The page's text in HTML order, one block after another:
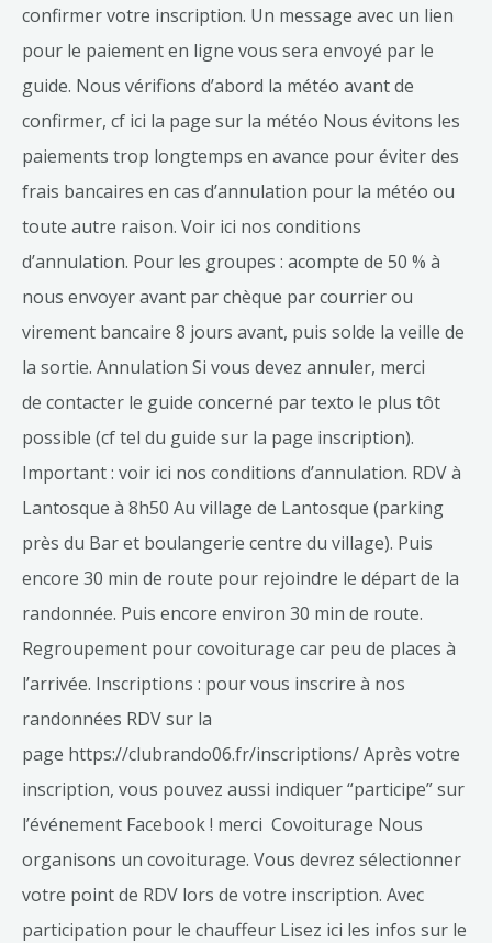
confirmer votre inscription. Un message avec un lien
pour le paiement en ligne vous sera envoyé par le
guide. Nous vérifions d’abord la météo avant de
confirmer, cf ici la page sur la météo Nous évitons les
paiements trop longtemps en avance pour éviter des
frais bancaires en cas d’annulation pour la météo ou
toute autre raison. Voir ici nos conditions
d’annulation. Pour les groupes : acompte de 50 % à
nous envoyer avant par chèque par courrier ou
virement bancaire 8 jours avant, puis solde la veille de
la sortie. Annulation Si vous devez annuler, merci
de contacter le guide concerné par texto le plus tôt
possible (cf tel du guide sur la page inscription).
Important : voir ici nos conditions d’annulation. RDV à
Lantosque à 8h50 Au village de Lantosque (parking
près du Bar et boulangerie centre du village). Puis
encore 30 min de route pour rejoindre le départ de la
randonnée. Puis encore environ 30 min de route.
Regroupement pour covoiturage car peu de places à
l’arrivée. Inscriptions : pour vous inscrire à nos
randonnées RDV sur la
page https://clubrando06.fr/inscriptions/ Après votre
inscription, vous pouvez aussi indiquer “participe” sur
l’événement Facebook ! merci Covoiturage Nous
organisons un covoiturage. Vous devrez sélectionner
votre point de RDV lors de votre inscription. Avec
participation pour le chauffeur Lisez ici les infos sur le